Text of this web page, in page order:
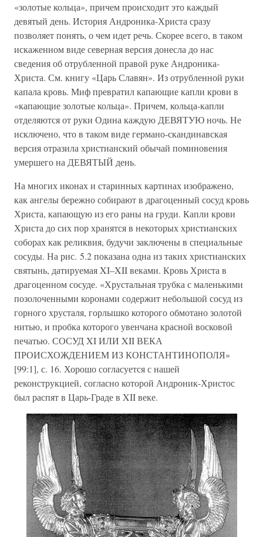
«золотые кольца», причем происходит это каждый
девятый день. История Андроника-Христа сразу
позволяет понять, о чем идет речь. Скорее всего, в таком
искаженном виде северная версия донесла до нас
сведения об отрубленной правой руке Андроника-
Христа. См. книгу «Царь Славян». Из отрубленной руки
капала кровь. Миф превратил капающие капли крови в
«капающие золотые кольца». Причем, кольца-капли
отделяются от руки Одина каждую ДЕВЯТУЮ ночь. Не
исключено, что в таком виде германо-скандинавская
версия отразила христианский обычай поминовения
умершего на ДЕВЯТЫЙ день.
На многих иконах и старинных картинах изображено,
как ангелы бережно собирают в драгоценный сосуд кровь
Христа, капающую из его раны на груди. Капли крови
Христа до сих пор хранятся в некоторых христианских
соборах как реликвия, будучи заключены в специальные
сосуды. На рис. 5.2 показана одна из таких христианских
святынь, датируемая XI–XII веками. Кровь Христа в
драгоценном сосуде. «Хрустальная трубка с маленькими
позолоченными коронами содержит небольшой сосуд из
горного хрусталя, горлышко которого обмотано золотой
нитью, и пробка которого увенчана красной восковой
печатью. СОСУД XI ИЛИ XII ВЕКА
ПРОИСХОЖДЕНИЕМ ИЗ КОНСТАНТИНОПОЛЯ»
[99:1], с. 16. Хорошо согласуется с нашей
реконструкцией, согласно которой Андроник-Христос
был распят в Царь-Граде в XII веке.